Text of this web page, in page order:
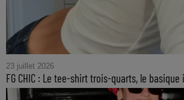
23 juillet 2026
FG CHIC : Le tee-shirt trois-quarts, le